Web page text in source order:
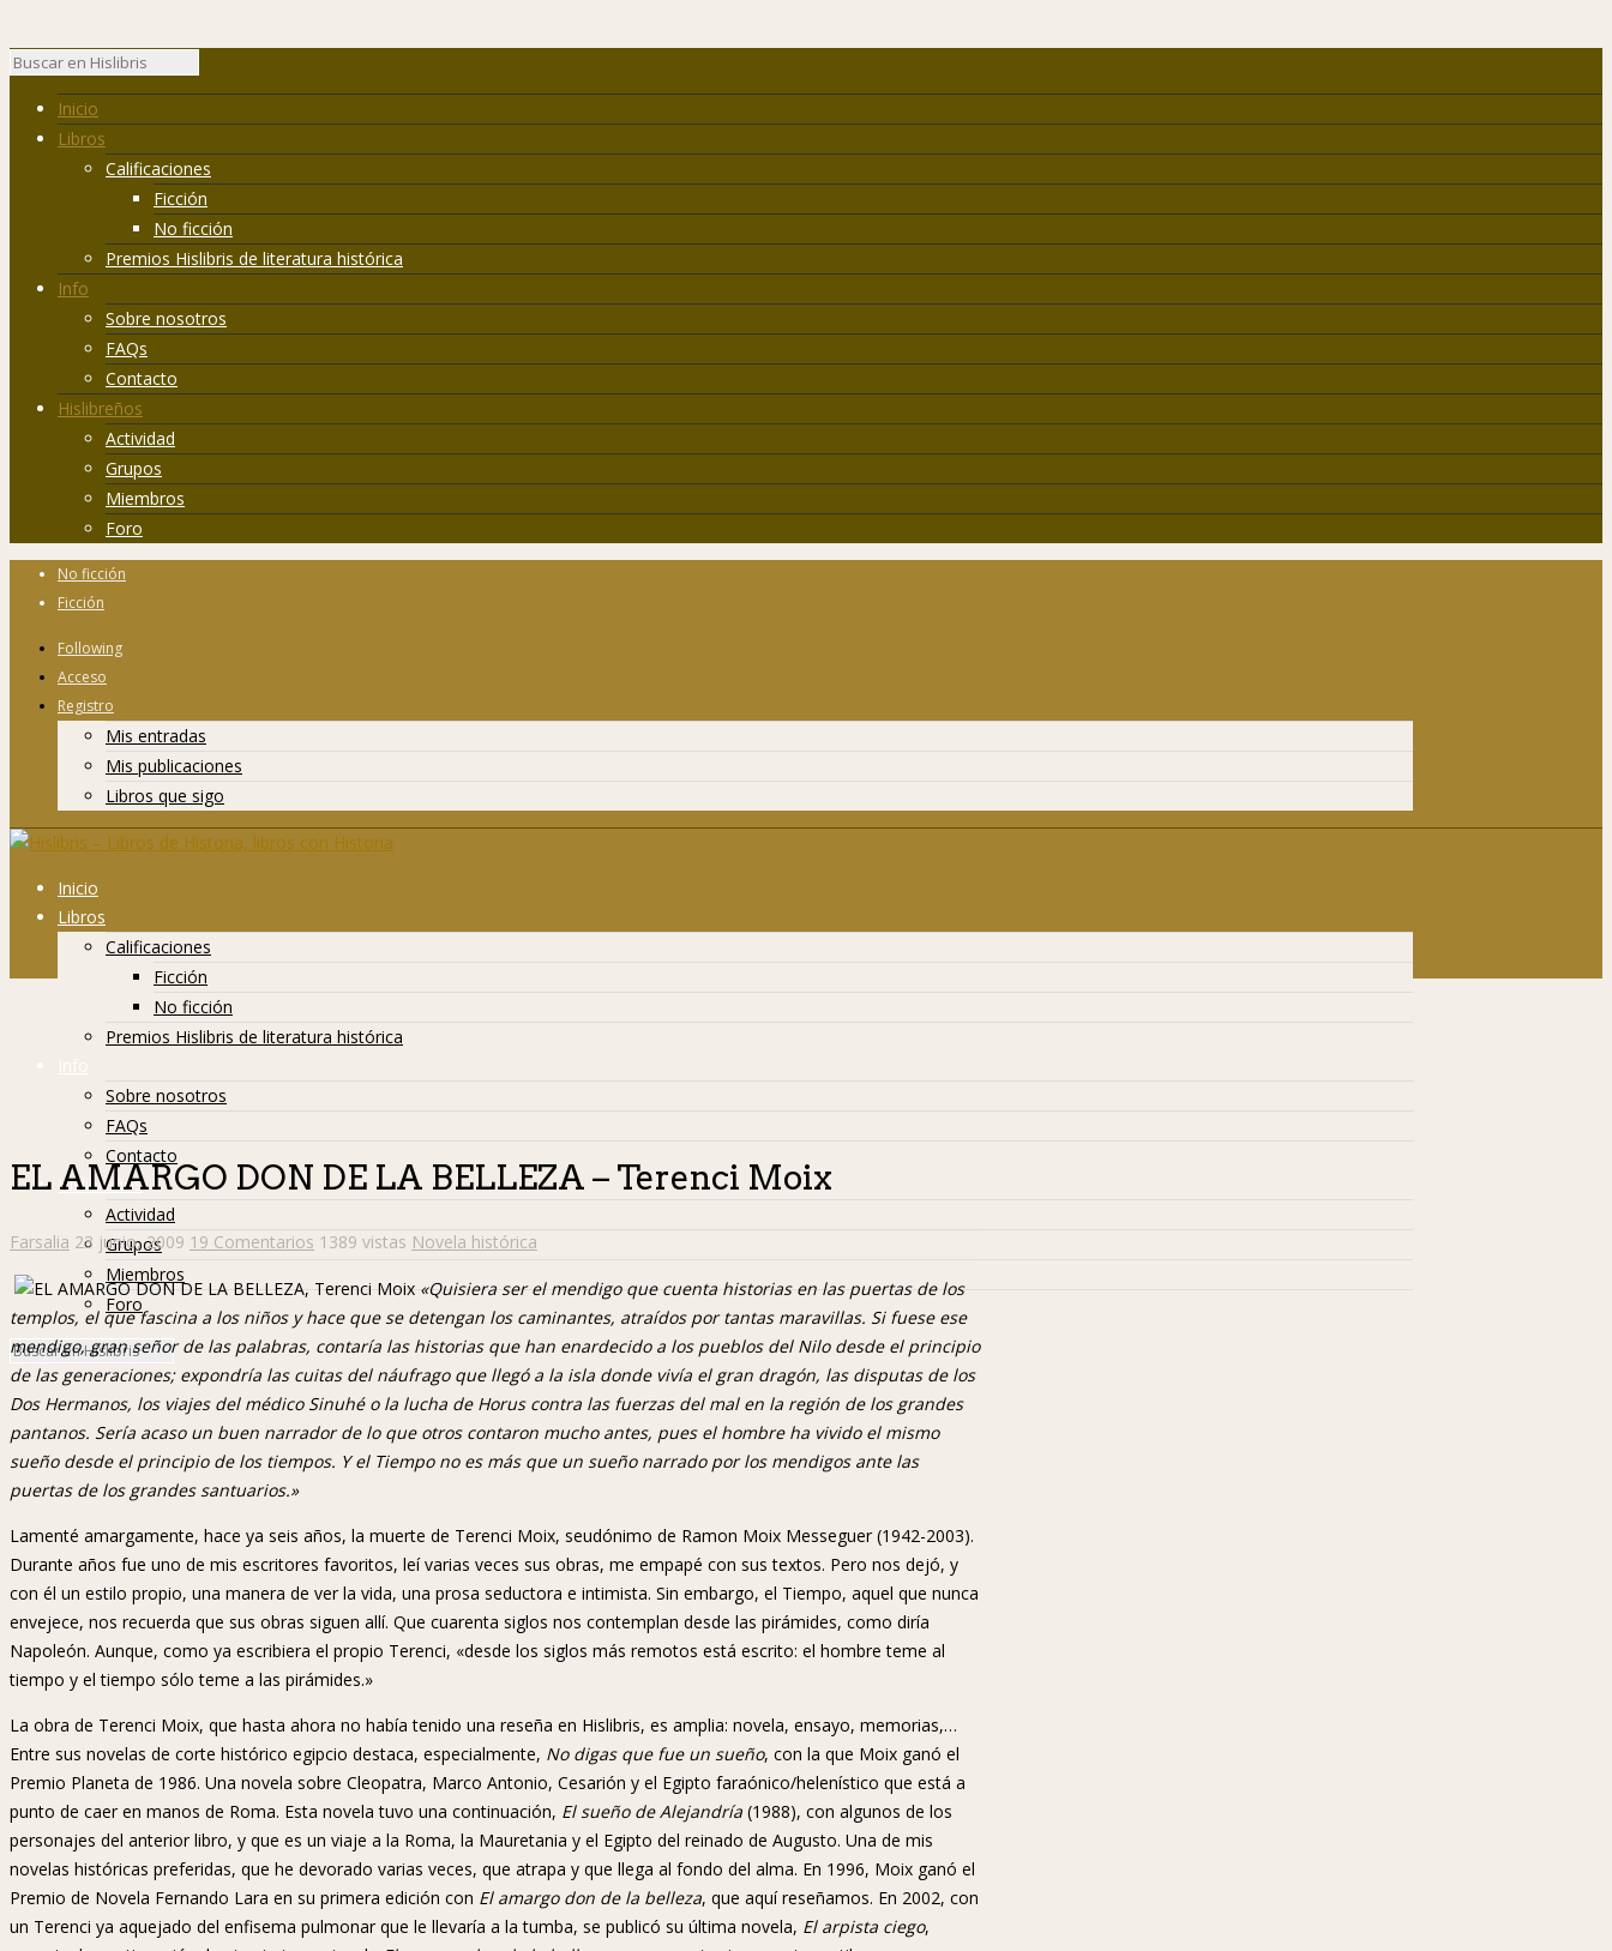
Inicio
Libros
Calificaciones
Ficción
No ficción
Premios Hislibris de literatura histórica
Info
Sobre nosotros
FAQs
Contacto
Hislibreños
Actividad
Grupos
Miembros
Foro
No ficción
Ficción
Following
Acceso
Registro
Mis entradas
Mis publicaciones
Libros que sigo
Inicio
Libros
Calificaciones
Ficción
No ficción
Premios Hislibris de literatura histórica
Info
Sobre nosotros
FAQs
Contacto
Hislibreños
Actividad
Grupos
Miembros
Foro
EL AMARGO DON DE LA BELLEZA – Terenci Moix
Farsalia 23 junio, 2009 19 Comentarios 1389 vistas Novela histórica
«Quisiera ser el mendigo que cuenta historias en las puertas de los
templos, el que fascina a los niños y hace que se detengan los caminantes, atraídos por tantas maravillas. Si fuese ese
mendigo, gran señor de las palabras, contaría las historias que han enardecido a los pueblos del Nilo desde el principio
de las generaciones; expondría las cuitas del náufrago que llegó a la isla donde vivía el gran dragón, las disputas de los
Dos Hermanos, los viajes del médico Sinuhé o la lucha de Horus contra las fuerzas del mal en la región de los grandes
pantanos. Sería acaso un buen narrador de lo que otros contaron mucho antes, pues el hombre ha vivido el mismo
sueño desde el principio de los tiempos. Y el Tiempo no es más que un sueño narrado por los mendigos ante las
puertas de los grandes santuarios.»
Lamenté amargamente, hace ya seis años, la muerte de Terenci Moix, seudónimo de Ramon Moix Messeguer (1942-2003).
Durante años fue uno de mis escritores favoritos, leí varias veces sus obras, me empapé con sus textos. Pero nos dejó, y
con él un estilo propio, una manera de ver la vida, una prosa seductora e intimista. Sin embargo, el Tiempo, aquel que nunca
envejece, nos recuerda que sus obras siguen allí. Que cuarenta siglos nos contemplan desde las pirámides, como diría
Napoleón. Aunque, como ya escribiera el propio Terenci, «desde los siglos más remotos está escrito: el hombre teme al
tiempo y el tiempo sólo teme a las pirámides.»
La obra de Terenci Moix, que hasta ahora no había tenido una reseña en Hislibris, es amplia: novela, ensayo, memorias,…
Entre sus novelas de corte histórico egipcio destaca, especialmente, No digas que fue un sueño, con la que Moix ganó el
Premio Planeta de 1986. Una novela sobre Cleopatra, Marco Antonio, Cesarión y el Egipto faraónico/helenístico que está a
punto de caer en manos de Roma. Esta novela tuvo una continuación, El sueño de Alejandría (1988), con algunos de los
personajes del anterior libro, y que es un viaje a la Roma, la Mauretania y el Egipto del reinado de Augusto. Una de mis
novelas históricas preferidas, que he devorado varias veces, que atrapa y que llega al fondo del alma. En 1996, Moix ganó el
Premio de Novela Fernando Lara en su primera edición con El amargo don de la belleza, que aquí reseñamos. En 2002, con
un Terenci ya aquejado del enfisema pulmonar que le llevaría a la tumba, se publicó su última novela, El arpista ciego,